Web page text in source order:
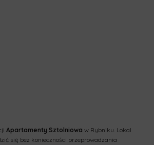
Apartamenty Sztolniowa w Rybniku. Lokal
się bez konieczności przeprowadzania